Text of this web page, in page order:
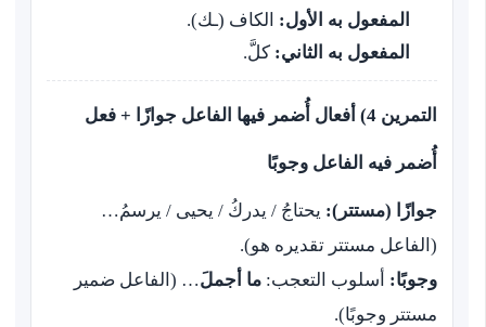
المفعول به الأول: الكاف (ـك).
المفعول به الثاني: كلَّ.
التمرين 4) أفعال أُضمر فيها الفاعل جوازًا + فعل
أُضمر فيه الفاعل وجوبًا
جوازًا (مستتر): يحتاجُ / يدركُ / يحيى / يرسمُ…
(الفاعل مستتر تقديره هو).
وجوبًا: أسلوب التعجب: ما أجملَ… (الفاعل ضمير
مستتر وجوبًا).